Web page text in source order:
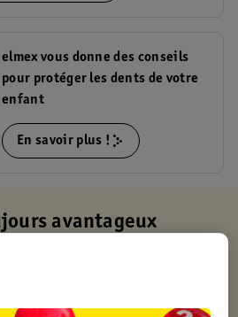
elmex vous donne des conseils
pour protéger les dents de votre
enfant
En savoir plus !
avantageux
gratuitement dans un magasin,
proximité